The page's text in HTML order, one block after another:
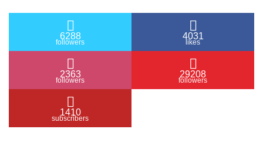
6288
followers
4031
likes
2363
followers
29208
followers
1410
subscribers